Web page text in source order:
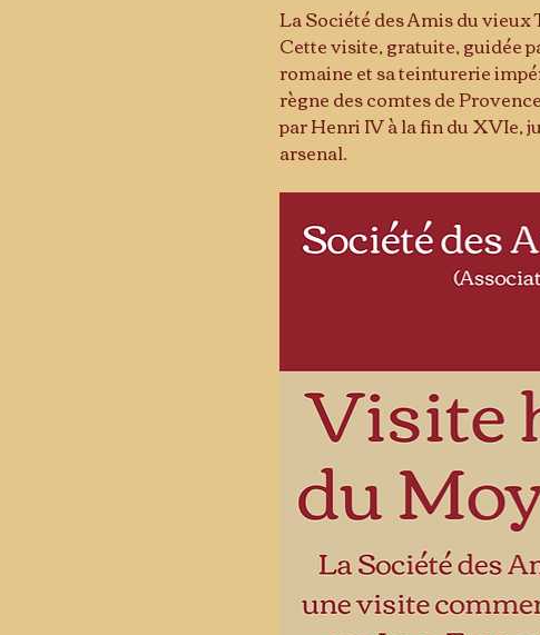
La Société des Amis du
Cette visite, gratuite, guidée
romaine et sa teinturerie
règne des comtes de
par Henri IV à la fin du XVIe,
arsenal.